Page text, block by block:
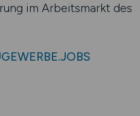
im Arbeitsmarkt des